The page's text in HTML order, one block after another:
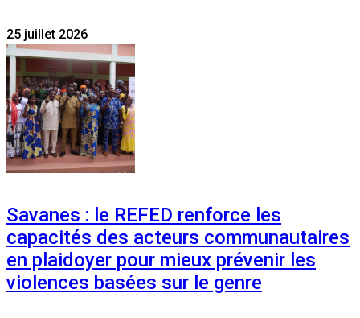
25 juillet 2026
Savanes : le REFED renforce les
capacités des acteurs communautaires
en plaidoyer pour mieux prévenir les
violences basées sur le genre